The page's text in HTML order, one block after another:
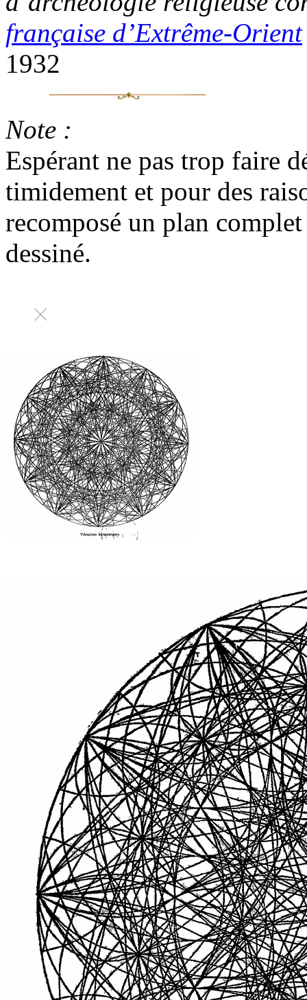
française d’Extrême-Orient
1932
Note :
Espérant ne pas trop faire
timidement et pour des
recomposé un plan
dessiné.